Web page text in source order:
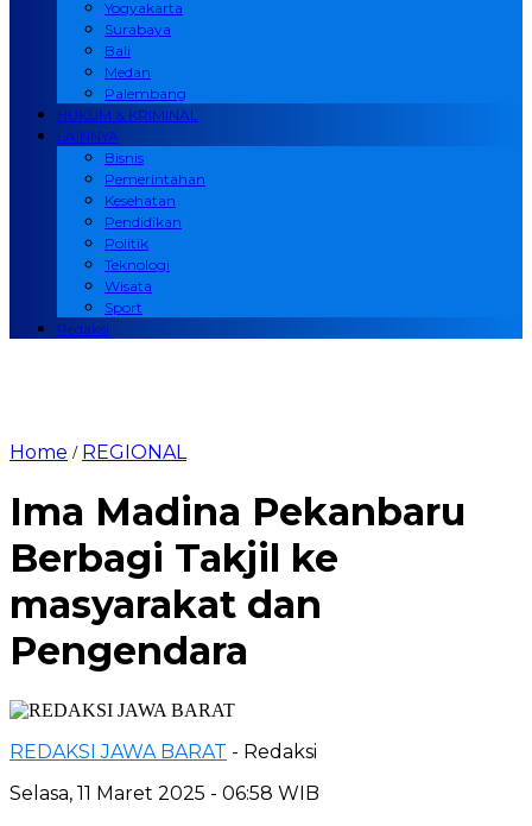
Yogyakarta
Surabaya
Bali
Medan
Palembang
HUKUM & KRIMINAL
LAINNYA
Bisnis
Pemerintahan
Kesehatan
Pendidikan
Politik
Teknologi
Wisata
Sport
Redaksi
Home / REGIONAL
Ima Madina Pekanbaru
Berbagi Takjil ke
masyarakat dan
Pengendara
REDAKSI JAWA BARAT - Redaksi
Selasa, 11 Maret 2025 - 06:58 WIB